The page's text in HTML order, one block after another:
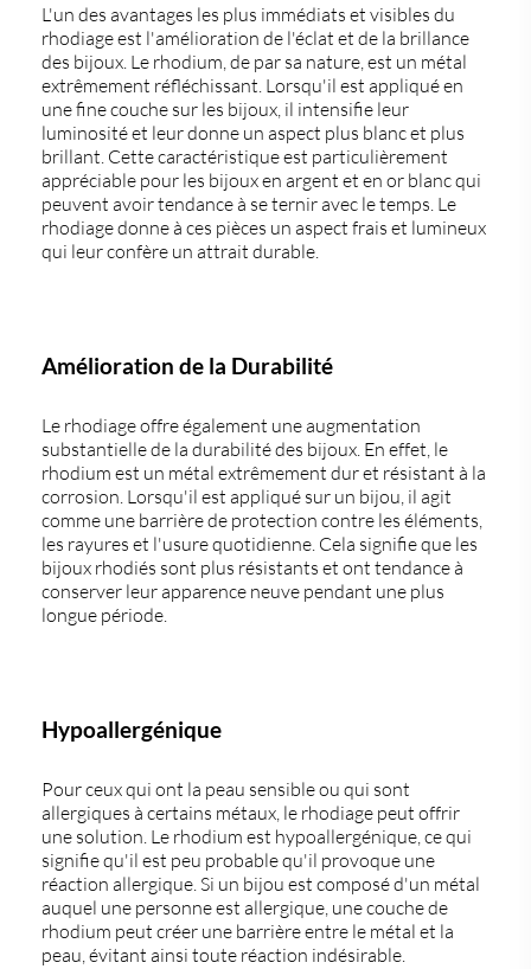
L'un des avantages les plus immédiats et visibles du
rhodiage est l'amélioration de l'éclat et de la brillance
des bijoux. Le rhodium, de par sa nature, est un métal
extrêmement réfléchissant. Lorsqu'il est appliqué en
une fine couche sur les bijoux, il intensifie leur
luminosité et leur donne un aspect plus blanc et plus
brillant. Cette caractéristique est particulièrement
appréciable pour les bijoux en argent et en or blanc qui
peuvent avoir tendance à se ternir avec le temps. Le
rhodiage donne à ces pièces un aspect frais et lumineux
qui leur confère un attrait durable.
Amélioration de la Durabilité
Le rhodiage offre également une augmentation
substantielle de la durabilité des bijoux. En effet, le
rhodium est un métal extrêmement dur et résistant à la
corrosion. Lorsqu'il est appliqué sur un bijou, il agit
comme une barrière de protection contre les éléments,
les rayures et l'usure quotidienne. Cela signifie que les
bijoux rhodiés sont plus résistants et ont tendance à
conserver leur apparence neuve pendant une plus
longue période.
Hypoallergénique
Pour ceux qui ont la peau sensible ou qui sont
allergiques à certains métaux, le rhodiage peut offrir
une solution. Le rhodium est hypoallergénique, ce qui
signifie qu'il est peu probable qu'il provoque une
réaction allergique. Si un bijou est composé d'un métal
auquel une personne est allergique, une couche de
rhodium peut créer une barrière entre le métal et la
peau, évitant ainsi toute réaction indésirable.